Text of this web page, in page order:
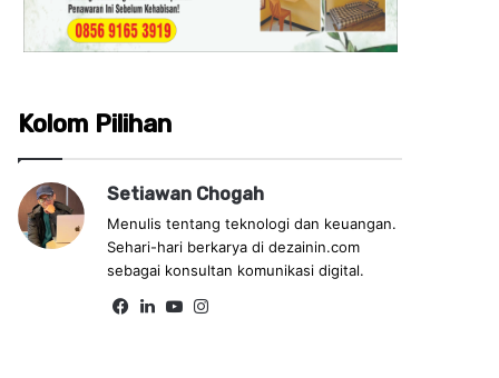
Kolom Pilihan
Setiawan Chogah
Menulis tentang teknologi dan keuangan.
Sehari-hari berkarya di dezainin.com
sebagai konsultan komunikasi digital.
Fa Lin Yo